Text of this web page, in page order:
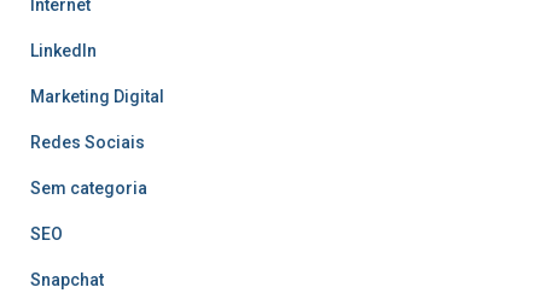
Internet
LinkedIn
Marketing Digital
Redes Sociais
Sem categoria
SEO
Snapchat